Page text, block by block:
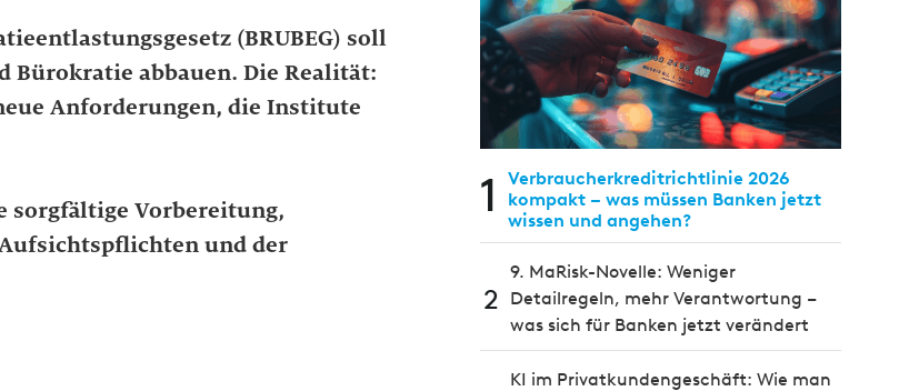
(BRUBEG) soll
Bürokratie abbauen. Die Realität:
Anforderungen, die Institute
sorgfältige Vorbereitung,
und der
1
Verbraucherkreditrichtlinie 2026
kompakt – was müssen Banken jetzt
wissen und angehen?
2
9. MaRisk-Novelle: Weniger
Detailregeln, mehr Verantwortung –
was sich für Banken jetzt verändert
KI im Privatkundengeschäft: Wie man